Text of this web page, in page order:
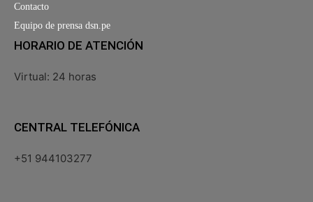
Contacto
Equipo de prensa dsn.pe
HORARIO DE ATENCIÓN
Virtual: 24 horas
CENTRAL TELEFÓNICA
+51 944103277